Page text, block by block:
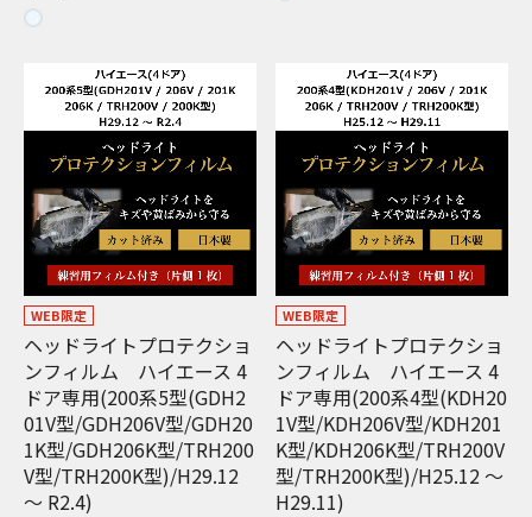
WEB限定
ヘッドライトプロテクショ
ンフィルム ハイエース 4
ドア専用(200系5型(GDH2
01V型/GDH206V型/GDH20
1K型/GDH206K型/TRH200
V型/TRH200K型)/H29.12
〜 R2.4)
WEB限定
ヘッドライトプロテクショ
ンフィルム ハイエース 4
ドア専用(200系4型(KDH20
1V型/KDH206V型/KDH201
K型/KDH206K型/TRH200V
型/TRH200K型)/H25.12 〜
H29.11)
お買い物を続ける カートへ進む